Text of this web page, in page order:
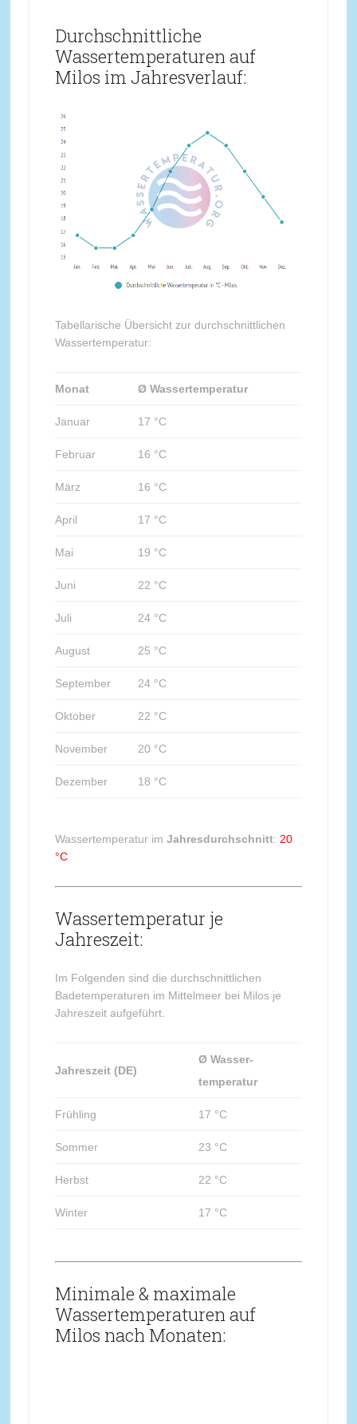
Durchschnittliche
Wassertemperaturen auf
Milos im Jahresverlauf:
Tabellarische Übersicht zur durchschnittlichen
Wassertemperatur:
Monat Ø Wassertemperatur
Januar 17 °C
Februar 16 °C
März 16 °C
April 17 °C
Mai 19 °C
Juni 22 °C
Juli 24 °C
August 25 °C
September 24 °C
Oktober 22 °C
November 20 °C
Dezember 18 °C
Wassertemperatur im Jahresdurchschnitt: 20
°C
Wassertemperatur je
Jahreszeit:
Im Folgenden sind die durchschnittlichen
Badetemperaturen im Mittelmeer bei Milos je
Jahreszeit aufgeführt.
Jahreszeit (DE)
Ø Wasser-
temperatur
Frühling 17 °C
Sommer 23 °C
Herbst 22 °C
Winter 17 °C
Minimale & maximale
Wassertemperaturen auf
Milos nach Monaten: